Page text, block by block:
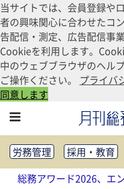
当サイトでは、会員登録や
者の興味関心に合わせたコ
告配信・測定、広告配信事
Cookieを利用します。
中のウェブブラウザのヘル
ご操作ください。 プライバ
同意します
労務管理 採用・教育
健康経営
働き方改革
法務・コンプライアンス
総務アワード2026、エ